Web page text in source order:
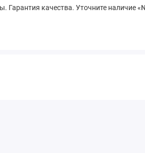
Гарантия качества. Уточните наличие «